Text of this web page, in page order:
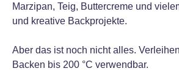
Marzipan, Teig, Buttercreme und
und kreative Backprojekte.
Aber das ist noch nicht alles.
Backen bis 200 °C verwendbar.